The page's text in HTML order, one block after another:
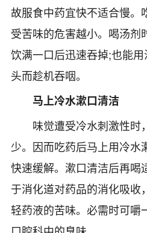
故服食中药宜快不适合慢。
受苦味的危害越小。喝汤剂
饮满一口后迅速吞掉;也能
头而趁机吞咽。
马上冷水漱口清洁
味觉遭受冷水刺激性时
少。因而吃药后马上用冷水
快速缓解。漱口清洁后再喝
于消化道对药品的消化吸收
轻药液的苦味。必需时可嚼